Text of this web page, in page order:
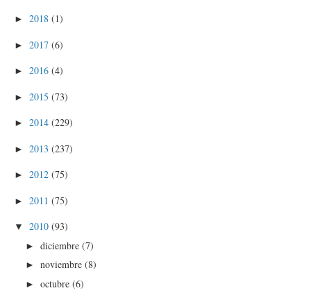
► 2018 (1)
► 2017 (6)
► 2016 (4)
► 2015 (73)
► 2014 (229)
► 2013 (237)
► 2012 (75)
► 2011 (75)
▼ 2010 (93)
►diciembre(7)
►noviembre(8)
►octubre(6)